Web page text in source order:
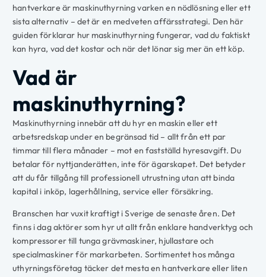
hantverkare är maskinuthyrning varken en nödlösning eller ett
sista alternativ – det är en medveten affärsstrategi. Den här
guiden förklarar hur maskinuthyrning fungerar, vad du faktiskt
kan hyra, vad det kostar och när det lönar sig mer än ett köp.
Vad är
maskinuthyrning?
Maskinuthyrning innebär att du hyr en maskin eller ett
arbetsredskap under en begränsad tid – allt från ett par
timmar till flera månader – mot en fastställd hyresavgift. Du
betalar för nyttjanderätten, inte för ägarskapet. Det betyder
att du får tillgång till professionell utrustning utan att binda
kapital i inköp, lagerhållning, service eller försäkring.
Branschen har vuxit kraftigt i Sverige de senaste åren. Det
finns i dag aktörer som hyr ut allt från enklare handverktyg och
kompressorer till tunga grävmaskiner, hjullastare och
specialmaskiner för markarbeten. Sortimentet hos många
uthyrningsföretag täcker det mesta en hantverkare eller liten